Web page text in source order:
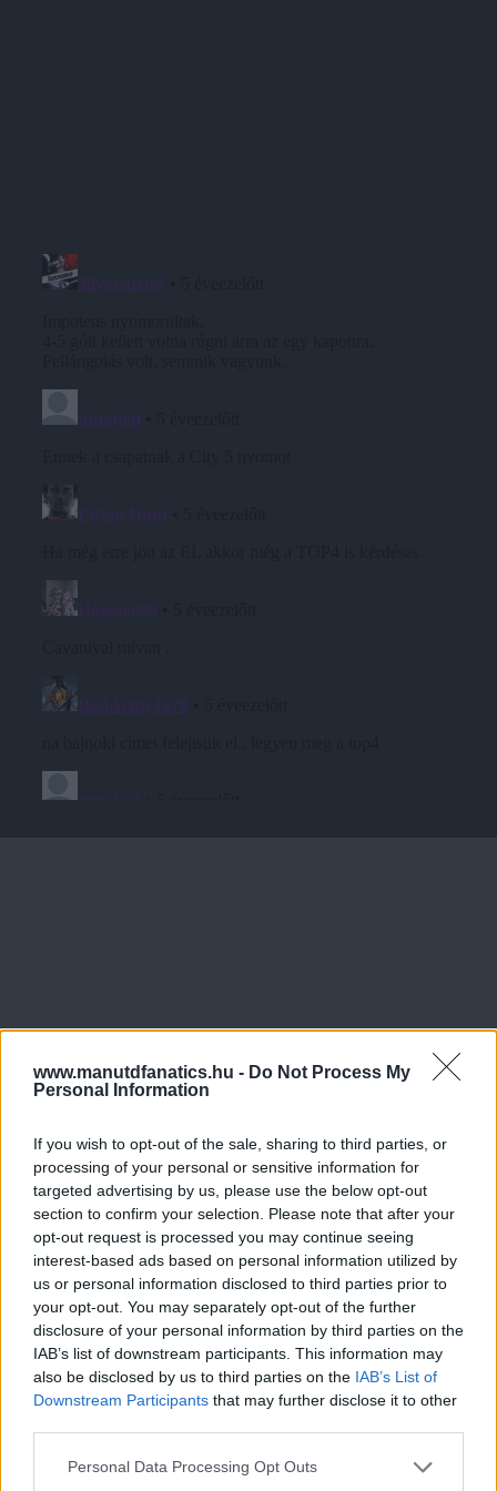
www.manutdfanatics.hu - Do Not Process My
Personal Information
If you wish to opt-out of the sale, sharing to third parties, or
processing of your personal or sensitive information for
targeted advertising by us, please use the below opt-out
section to confirm your selection. Please note that after your
opt-out request is processed you may continue seeing
interest-based ads based on personal information utilized by
us or personal information disclosed to third parties prior to
your opt-out. You may separately opt-out of the further
disclosure of your personal information by third parties on the
IAB’s list of downstream participants. This information may
also be disclosed by us to third parties on the IAB’s List of
Downstream Participants that may further disclose it to other
Please note that this website/app uses one or more Google
Personal Data Processing Opt Outs